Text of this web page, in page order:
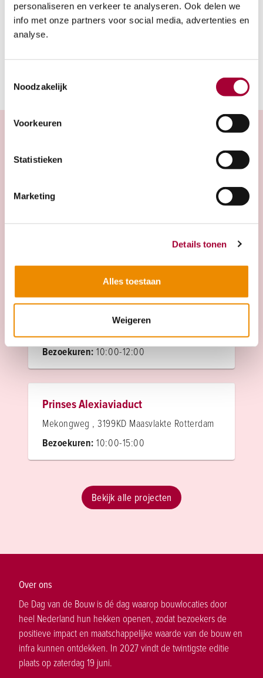
personaliseren en verkeer te analyseren. Ook delen we
info met onze partners voor social media, advertenties en
analyse.
Noodzakelijk
Voorkeuren
Statistieken
Marketing
Details tonen
Alles toestaan
Weigeren
Website
Instagram
Puur! Maassluis
P.C. Hooftlaan 26, 3141AG Maassluis
Waelhoven | 's-Gravenzande
Bezoekuren: 10:00-12:00
Prinses Alexiaviaduct
Mekongweg , 3199KD Maasvlakte Rotterdam
Bezoekuren: 10:00-15:00
Bekijk alle projecten
Over ons
De Dag van de Bouw is dé dag waarop bouwlocaties door
heel Nederland hun hekken openen, zodat bezoekers de
positieve impact en maatschappelijke waarde van de bouw en
infra kunnen ontdekken. In 2027 vindt de twintigste editie
plaats op zaterdag 19 juni.